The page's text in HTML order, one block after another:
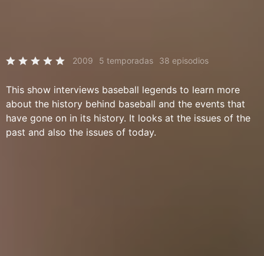
2009 5 temporadas 38 episodios
This show interviews baseball legends to learn more
about the history behind baseball and the events that
have gone on in its history. It looks at the issues of the
past and also the issues of today.